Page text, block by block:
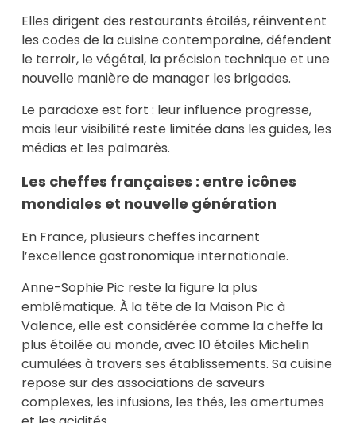
Elles dirigent des restaurants étoilés, réinventent
les codes de la cuisine contemporaine, défendent
le terroir, le végétal, la précision technique et une
nouvelle manière de manager les brigades.
Le paradoxe est fort : leur influence progresse,
mais leur visibilité reste limitée dans les guides, les
médias et les palmarès.
Les cheffes françaises : entre icônes
mondiales et nouvelle génération
En France, plusieurs cheffes incarnent
l’excellence gastronomique internationale.
Anne-Sophie Pic reste la figure la plus
emblématique. À la tête de la Maison Pic à
Valence, elle est considérée comme la cheffe la
plus étoilée au monde, avec 10 étoiles Michelin
cumulées à travers ses établissements. Sa cuisine
repose sur des associations de saveurs
complexes, les infusions, les thés, les amertumes